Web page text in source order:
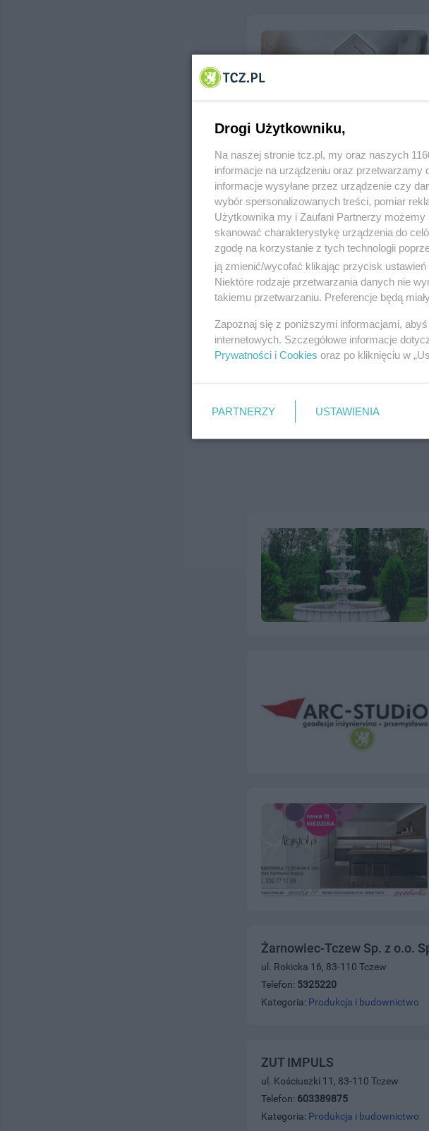
Żarnowiec-Tczew Sp. z o.o.
ul. Rokicka 16, 83-110 Tczew
Telefon: 5325220
Kategoria: Produkcja i budownictwo
ZUT IMPULS
ul. Kościuszki 11, 83-110 Tczew
Telefon: 603389875
Kategoria: Produkcja i budownictwo
Drogi Użytkowniku,
Na naszej stronie tcz.pl, my oraz naszych
informacje na urządzeniu oraz przetwarzamy
informacje wysyłane przez urządzenie czy
wybór spersonalizowanych treści, pomiar
Użytkownika my i Zaufani Partnerzy
skanować charakterystykę urządzenia do
zgodę na korzystanie z tych technologii
ją zmienić/wycofać klikając przycisk
Niektóre rodzaje przetwarzania danych nie
takiemu przetwarzaniu. Preferencje będą
Zapoznaj się z poniższymi informacjami,
internetowych. Szczegółowe informacje
Prywatności i Cookies oraz po kliknięciu w
PARTNERZY USTAWIENIA